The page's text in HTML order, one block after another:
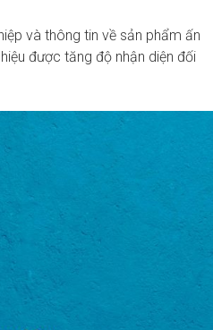
và thông tin về sản phẩm ấn
được tăng độ nhận diện đối